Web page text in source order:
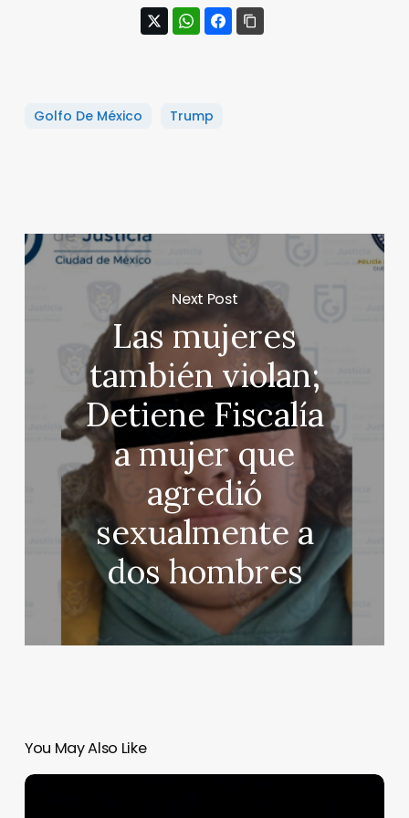
Golfo De México Trump
Next Post
Las mujeres
también violan;
Detiene Fiscalía
a mujer que
agredió
sexualmente a
dos hombres
You May Also Like
2024,